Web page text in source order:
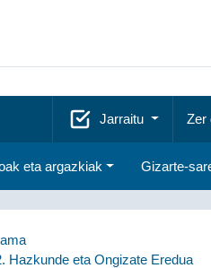
Jarraitu Zer
eta argazkiak Gizarte-
Hazkunde eta Ongizate Eredua